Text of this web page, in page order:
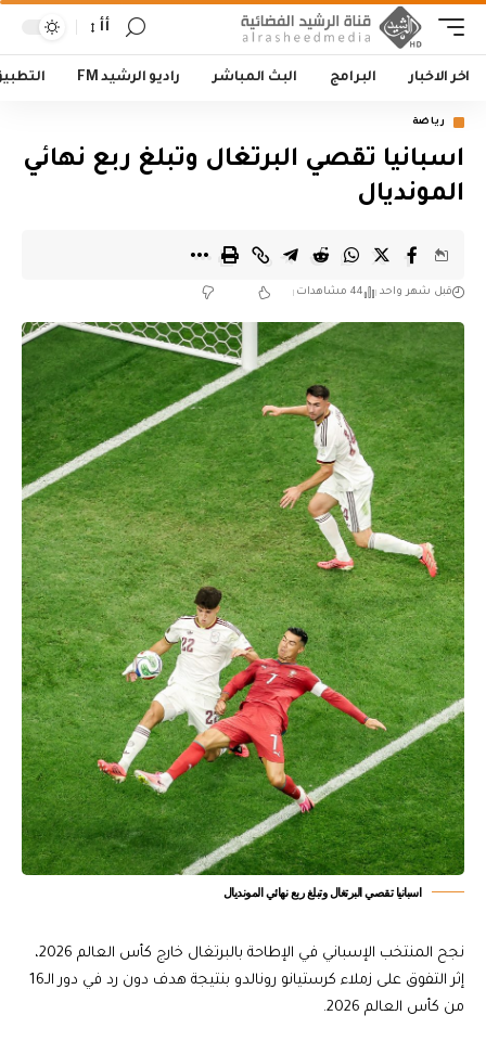
أأ
اخر الاخبار البرامج البث المباشر راديو الرشيد FM
رياضة
اسبانيا تقصي البرتغال وتبلغ ربع نهائي
المونديال
قبل شهر واحد 44 مشاهدات
اسبانيا تقصي البرتغال وتبلغ ربع نهائي المونديال
نجح المنتخب الإسباني في الإطاحة بالبرتغال خارج كأس العالم 2026،
إثر التفوق على زملاء كرستيانو رونالدو بنتيجة هدف دون رد في دور الـ16
من كأس العالم 2026.